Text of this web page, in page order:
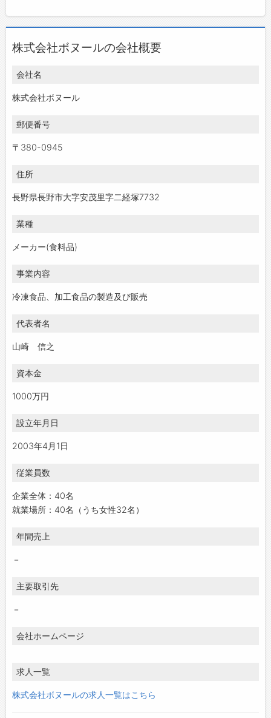
株式会社ボヌールの会社概要
会社名
株式会社ボヌール
郵便番号
〒380-0945
住所
長野県長野市大字安茂里字二経塚7732
業種
メーカー(食料品)
事業内容
冷凍食品、加工食品の製造及び販売
代表者名
山崎 信之
資本金
1000万円
設立年月日
2003年4月1日
従業員数
企業全体：40名
就業場所：40名（うち女性32名）
年間売上
－
主要取引先
－
会社ホームページ
求人一覧
株式会社ボヌールの求人一覧はこちら